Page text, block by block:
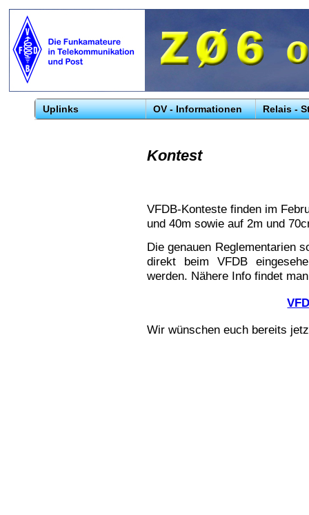
Uplinks OV - Informationen Relais -
Kontest
VFDB-Konteste finden im
und 40m sowie auf 2m und
Die genauen Reglementarien
direkt beim VFDB
werden. Nähere Info findet
Wir wünschen euch bereits